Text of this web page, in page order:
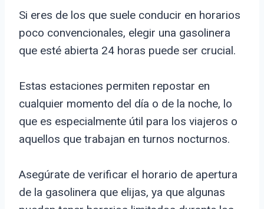
Si eres de los que suele conducir en horarios
poco convencionales, elegir una gasolinera
que esté abierta 24 horas puede ser crucial.
Estas estaciones permiten repostar en
cualquier momento del día o de la noche, lo
que es especialmente útil para los viajeros o
aquellos que trabajan en turnos nocturnos.
Asegúrate de verificar el horario de apertura
de la gasolinera que elijas, ya que algunas